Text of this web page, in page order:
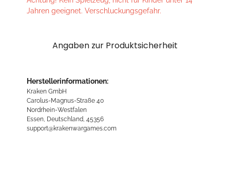
Jahren geeignet. Verschluckungsgefahr.
Angaben zur Produktsicherheit
Herstellerinformationen:
Kraken GmbH
Carolus-Magnus-Straße 40
Nordrhein-Westfalen
Essen, Deutschland, 45356
support@krakenwargames.com